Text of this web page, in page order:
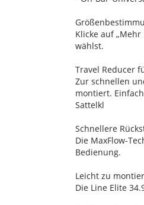
Klicke auf
wählst.
Travel Reducer
Zur schnellen
montiert.
Sattelkl
Schnellere
Die MaxFlow-
Bedienung.
Leicht zu
Die Line Elite